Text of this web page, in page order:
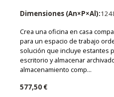
Dimensiones (An×P×Al):
Crea una oficina en casa
para un espacio de trabajo
solución que incluye estantes
escritorio y almacenar
almacenamiento comp...
577,50 €